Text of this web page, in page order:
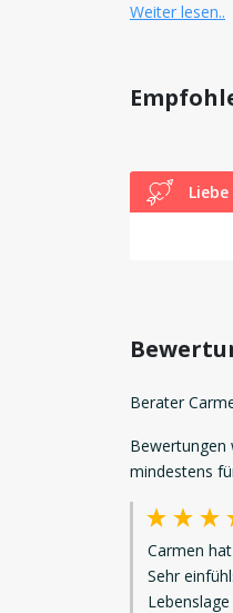
Weiter lesen..
Berater
Bewertungen
mindestens
Carmen
Sehr